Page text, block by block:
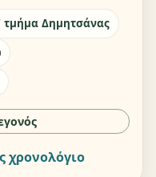
τμήμα Δημητσάνας
χρονολόγιο